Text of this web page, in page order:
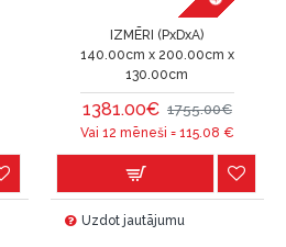
IZMĒRI (PxDxA)
140.00cm x 200.00cm x
130.00cm
1381.00€ 1755.00€
Vai 12 mēneši = 115.08 €
Uzdot jautājumu